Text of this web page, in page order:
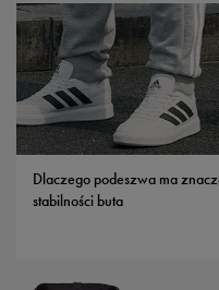
Dlaczego podeszwa ma
stabilności buta